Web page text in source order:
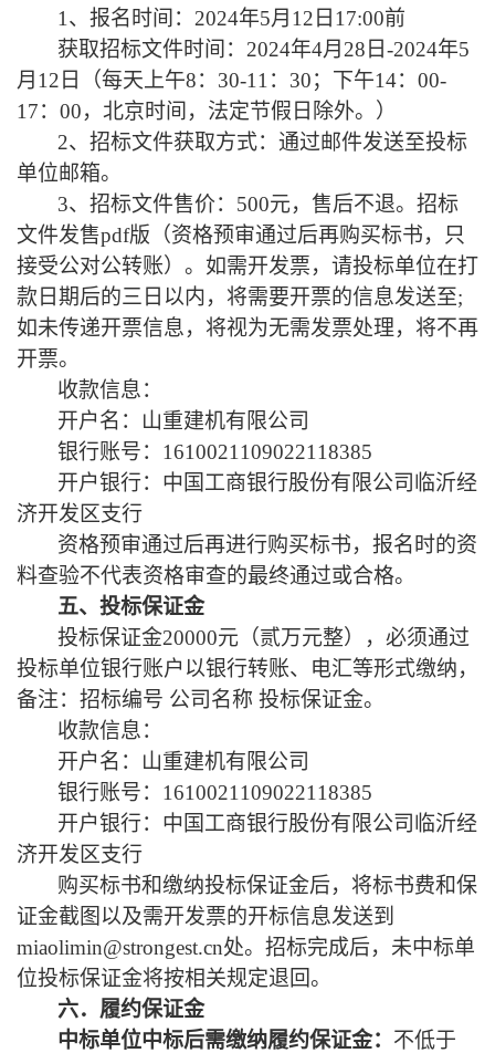
1、报名时间：2024年5月12日 17:00前
获取招标文件时间： 2024年4月28日-2024年5
月12日
（每天上午8：30-11：30；下午14：00-
17：00，北京时间，法定节假日除外。）
2、招标文件获取方式：通过邮件发送至投标
单位邮箱。
3、招标文件售价：500元，售后不退。招标
文件发售pdf版（资格预审通过后再购买标书，只
接受公对公转账）。如需开发票，请投标单位在打
款日期后的三日以内，将需要开票的信息发送至;
如未传递开票信息，将视为无需发票处理，将不再
开票。
收款信息：
开户名：山重建机有限公司
银行账号： 1610021109022118385
开户银行：中国工商银行股份有限公司临沂经
济开发区支行
资格预审通过后再进行购买标书，报名时的资
料查验不代表资格审查的最终通过或合格。
五、投标保证金
投标保证金20000元（贰万元整），必须通过
投标单位银行账户以银行转账、电汇等形式缴纳，
备注：招标编号 公司名称 投标保证金。
收款信息：
开户名：山重建机有限公司
银行账号： 1610021109022118385
开户银行：中国工商银行股份有限公司临沂经
济开发区支行
购买标书和缴纳投标保证金后，将标书费和保
证金截图以及需开发票的开标信息发送到
miaolimin@strongest.cn处。招标完成后，未中标单
位投标保证金将按相关规定退回。
六．履约保证金
中标单位中标后需缴纳履约保证金： 不低于